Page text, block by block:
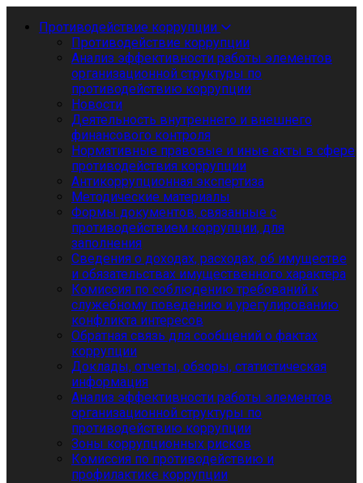
Противодействие коррупции
Противодействие коррупции
Анализ эффективности работы элементов
организационной структуры по
противодействию коррупции
Новости
Деятельность внутреннего и внешнего
финансового контроля
Нормативные правовые и иные акты в сфере
противодействия коррупции
Антикоррупционная экспертиза
Методические материалы
Формы документов, связанные с
противодействием коррупции, для
заполнения
Сведения о доходах, расходах, об имуществе
и обязательствах имущественного характера
Комиссия по соблюдению требований к
служебному поведению и урегулированию
конфликта интересов
Обратная связь для сообщений о фактах
коррупции
Доклады, отчеты, обзоры, статистическая
информация
Анализ эффективности работы элементов
организационной структуры по
противодействию коррупции
Зоны коррупционных рисков
Комиссия по противодействию и
профилактике коррупции